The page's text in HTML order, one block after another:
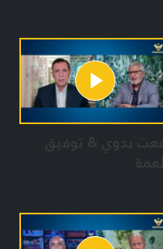
رفعت بدوي & توفيق
طعمة